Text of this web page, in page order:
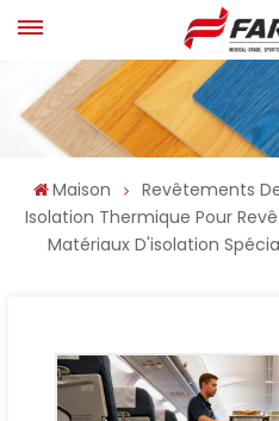
Maison
Revêtements
Isolation Thermique Pour
Matériaux D'isolation